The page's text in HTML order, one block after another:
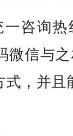
一咨询
微信与
式，并且